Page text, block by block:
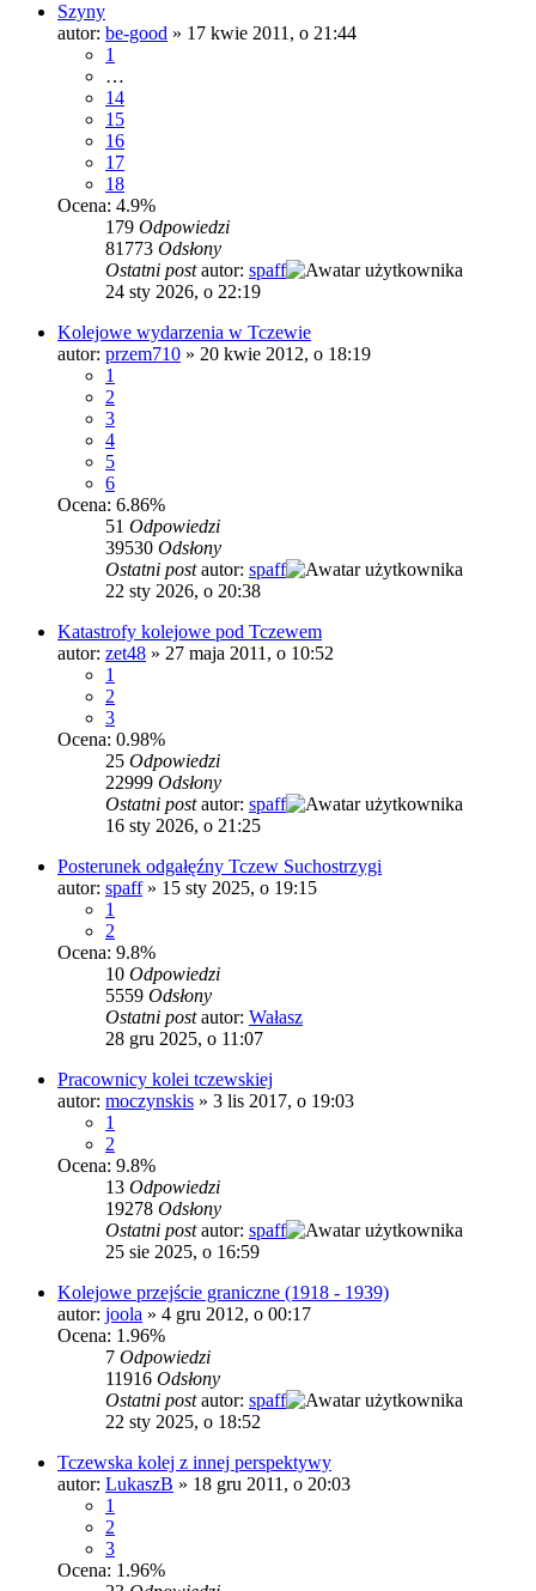
Szyny
autor: be-good » 17 kwie 2011, o 21:44
1
…
14
15
16
17
18
Ocena: 4.9%
179 Odpowiedzi
81773 Odsłony
Ostatni postautor: spaff
24 sty 2026, o 22:19
Kolejowe wydarzenia w Tczewie
autor: przem710 » 20 kwie 2012, o 18:19
1
2
3
4
5
6
Ocena: 6.86%
51 Odpowiedzi
39530 Odsłony
Ostatni postautor: spaff
22 sty 2026, o 20:38
Katastrofy kolejowe pod Tczewem
autor: zet48 » 27 maja 2011, o 10:52
1
2
3
Ocena: 0.98%
25 Odpowiedzi
22999 Odsłony
Ostatni postautor: spaff
16 sty 2026, o 21:25
Posterunek odgałęźny Tczew Suchostrzygi
autor: spaff» 15 sty 2025, o 19:15
1
2
Ocena: 9.8%
10 Odpowiedzi
5559 Odsłony
Ostatni postautor: Wałasz
28 gru 2025, o 11:07
Pracownicy kolei tczewskiej
autor: moczynskis » 3 lis 2017, o 19:03
1
2
Ocena: 9.8%
13 Odpowiedzi
19278 Odsłony
Ostatni postautor: spaff
25 sie 2025, o 16:59
Kolejowe przejście graniczne (1918 - 1939)
autor: joola » 4 gru 2012, o 00:17
Ocena: 1.96%
7 Odpowiedzi
11916 Odsłony
Ostatni postautor: spaff
22 sty 2025, o 18:52
Tczewska kolej z innej perspektywy
autor: LukaszB » 18 gru 2011, o 20:03
1
2
3
Ocena: 1.96%